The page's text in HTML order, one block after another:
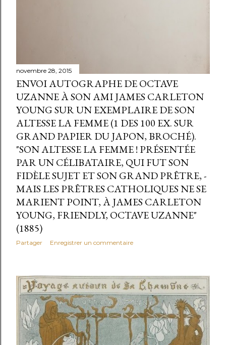
novembre 28, 2015
ENVOI AUTOGRAPHE DE OCTAVE
UZANNE À SON AMI JAMES CARLETON
YOUNG SUR UN EXEMPLAIRE DE SON
ALTESSE LA FEMME (1 DES 100 EX. SUR
GRAND PAPIER DU JAPON, BROCHÉ).
"SON ALTESSE LA FEMME ! PRÉSENTÉE
PAR UN CÉLIBATAIRE, QUI FUT SON
FIDÈLE SUJET ET SON GRAND PRÊTRE, -
MAIS LES PRÊTRES CATHOLIQUES NE SE
MARIENT POINT, À JAMES CARLETON
YOUNG, FRIENDLY, OCTAVE UZANNE"
(1885)
Partager Enregistrer un commentaire